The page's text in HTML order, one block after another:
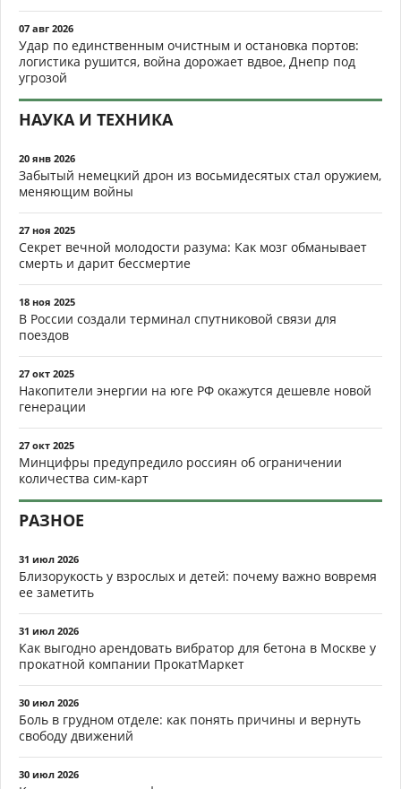
07 авг 2026
Удар по единственным очистным и остановка портов:
логистика рушится, война дорожает вдвое, Днепр под
угрозой
НАУКА И ТЕХНИКА
20 янв 2026
Забытый немецкий дрон из восьмидесятых стал оружием,
меняющим войны
27 ноя 2025
Секрет вечной молодости разума: Как мозг обманывает
смерть и дарит бессмертие
18 ноя 2025
В России создали терминал спутниковой связи для
поездов
27 окт 2025
Накопители энергии на юге РФ окажутся дешевле новой
генерации
27 окт 2025
Минцифры предупредило россиян об ограничении
количества сим-карт
РАЗНОЕ
31 июл 2026
Близорукость у взрослых и детей: почему важно вовремя
ее заметить
31 июл 2026
Как выгодно арендовать вибратор для бетона в Москве у
прокатной компании ПрокатМаркет
30 июл 2026
Боль в грудном отделе: как понять причины и вернуть
свободу движений
30 июл 2026